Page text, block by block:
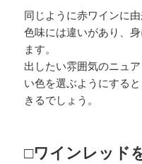
同じように赤ワインに
色味には違いがあり、
ます。
出したい雰囲気のニュ
い色を選ぶようにする
きるでしょう。
□ワインレッド